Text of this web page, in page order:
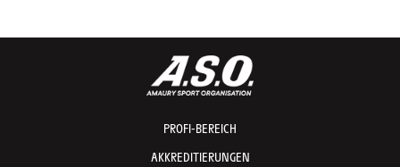
PROFI-BEREICH
AKKREDITIERUNGEN